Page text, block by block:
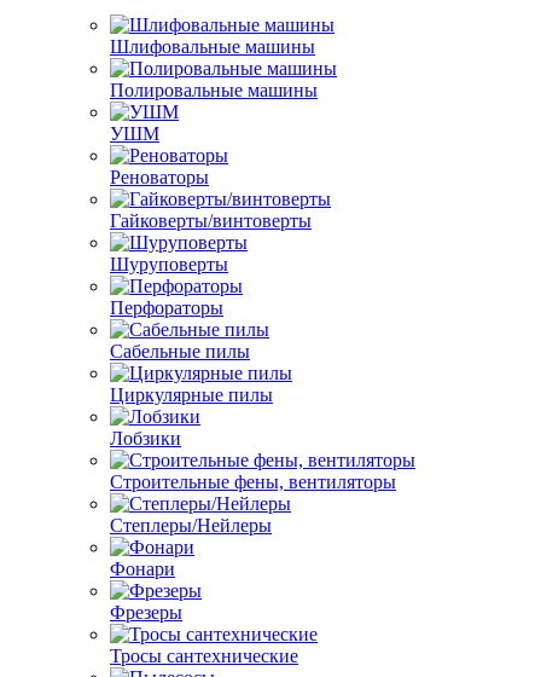
Шлифовальные машины
Полировальные машины
УШМ
Реноваторы
Гайковерты/винтоверты
Шуруповерты
Перфораторы
Сабельные пилы
Циркулярные пилы
Лобзики
Строительные фены, вентиляторы
Степлеры/Нейлеры
Фонари
Фрезеры
Тросы сантехнические